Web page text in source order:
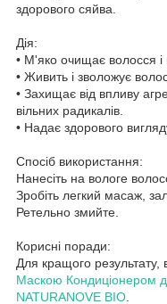
здорового сяйва.
Дія:
• М'яко очищає волосся і
• Живить і зволожує
• Захищає від впливу
вільних радикалів.
• Надає здорового
Спосіб використання:
Нанесіть на вологе
Зробіть легкий масаж,
Ретельно змийте.
Корисні поради:
Для кращого результату,
Маскою Кондиціонером
NATURANOVE BIO